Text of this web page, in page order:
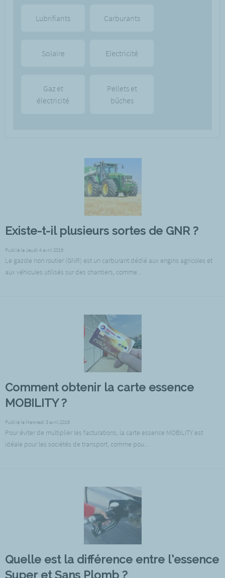
Lubrifiants Carburants
Solaire Electricité
Gaz et
électricité
Pellets et
bûches
Existe-t-il plusieurs sortes de GNR ?
Publié le Jeudi 4 avril 2019
Le gazole non routier (GNR) est un carburant dédié aux engins agricoles et
aux véhicules utilisés sur des chantiers, comme...
Comment obtenir la carte essence
MOBILITY ?
Publié le Mercredi 3 avril 2019
Pour éviter de multiplier les facturations, la carte essence MOBILITY est
idéale pour les sociétés de transport, comme pou...
Quelle est la différence entre l’essence
Super et Sans Plomb ?